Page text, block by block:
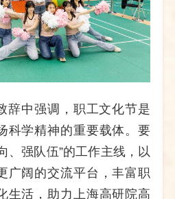
辞中强调，职工文化节是
科学精神的重要载体。要
、强队伍”的工作主线，以
广阔的交流平台，丰富职
生活，助力上海高研院高